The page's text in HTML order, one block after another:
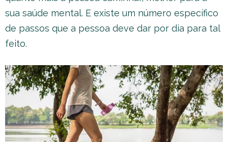
sua saúde mental. E existe um número específico
de passos que a pessoa deve dar por dia para tal
feito.